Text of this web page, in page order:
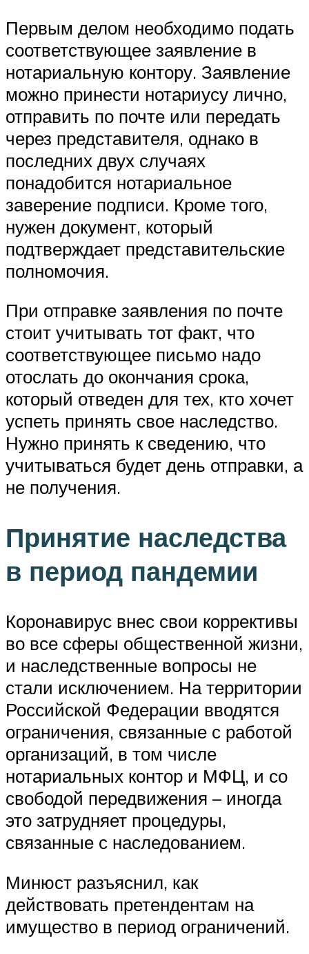
Первым делом необходимо подать
соответствующее заявление в
нотариальную контору. Заявление
можно принести нотариусу лично,
отправить по почте или передать
через представителя, однако в
последних двух случаях
понадобится нотариальное
заверение подписи. Кроме того,
нужен документ, который
подтверждает представительские
полномочия.
При отправке заявления по почте
стоит учитывать тот факт, что
соответствующее письмо надо
отослать до окончания срока,
который отведен для тех, кто хочет
успеть принять свое наследство.
Нужно принять к сведению, что
учитываться будет день отправки, а
не получения.
Принятие наследства
в период пандемии
Коронавирус внес свои коррективы
во все сферы общественной жизни,
и наследственные вопросы не
стали исключением. На территории
Российской Федерации вводятся
ограничения, связанные с работой
организаций, в том числе
нотариальных контор и МФЦ, и со
свободой передвижения – иногда
это затрудняет процедуры,
связанные с наследованием.
Минюст разъяснил, как
действовать претендентам на
имущество в период ограничений.